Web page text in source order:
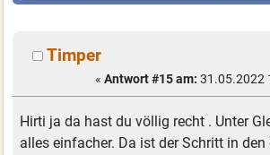
Timper
« Antwort #15 am: 31.05.2022
Hirti ja da hast du völlig recht . Unter
alles einfacher. Da ist der Schritt in